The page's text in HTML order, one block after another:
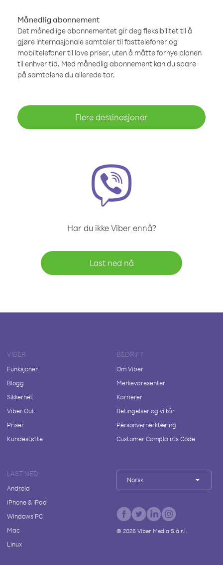
Månedlig abonnement
Det månedlige abonnementet gir deg fleksibilitet til å
gjøre internasjonale samtaler til fasttelefoner og
mobiltelefoner til lave priser, uten å måtte fornye planen
til enhver tid. Med månedlig abonnement kan du spare
på samtalene du allerede tar.
Flere destinasjoner
Har du ikke Viber ennå?
Last ned nå
VIBER
Funksjoner
Blogg
Sikkerhet
Viber Out
Priser
Kundestøtte
BEDRIFT
Om Viber
Merkevaresenter
Karrierer
Betingelser og vilkår
Personvernerklæring
Customer Complaints Code
LAST NED
Android
iPhone & iPad
Windows PC
Mac
Linux
Norsk
© 2026Viber Media S.à r.l.